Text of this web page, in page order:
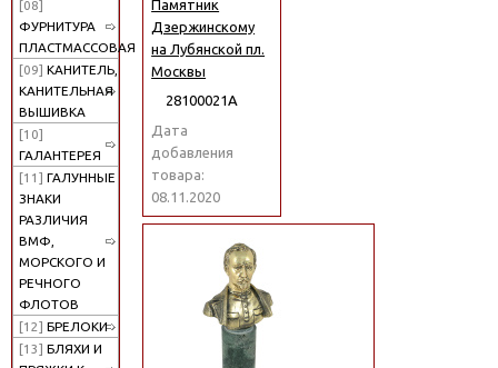
[08]
ФУРНИТУРА
ПЛАСТМАССОВАЯ
[09] КАНИТЕЛЬ,
КАНИТЕЛЬНАЯ
ВЫШИВКА
[10]
ГАЛАНТЕРЕЯ
[11] ГАЛУННЫЕ
ЗНАКИ
РАЗЛИЧИЯ
ВМФ,
МОРСКОГО И
РЕЧНОГО
ФЛОТОВ
[12] БРЕЛОКИ
[13] БЛЯХИ И
Памятник
Дзержинскому
на Лубянской пл.
Москвы
28100021А
Дата
добавления
товара:
08.11.2020